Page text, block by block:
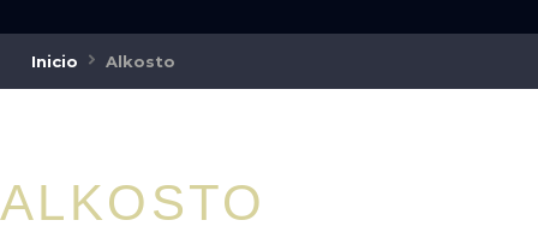
Inicio Alkosto
ALKOSTO